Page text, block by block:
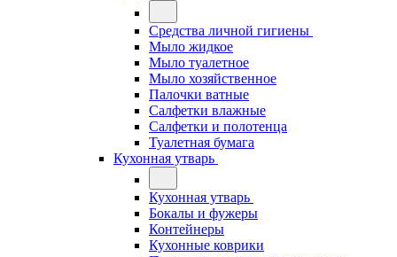
Средства личной гигиены
Мыло жидкое
Мыло туалетное
Мыло хозяйственное
Палочки ватные
Салфетки влажные
Салфетки и полотенца
Туалетная бумага
Кухонная утварь
Кухонная утварь
Бокалы и фужеры
Контейнеры
Кухонные коврики